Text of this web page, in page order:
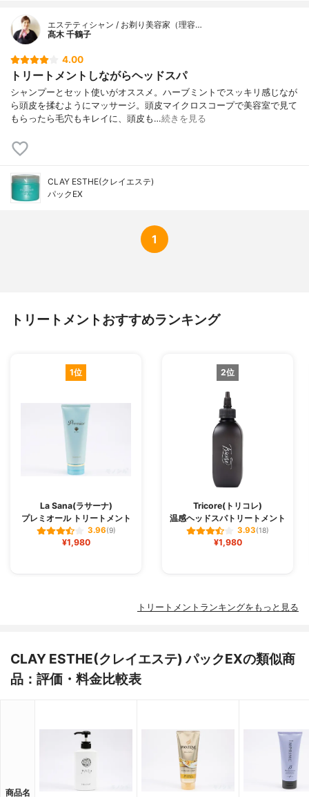
ース、PG、BG、(酸化鉄／酸化チタン)焼結
エステティシャン / お剃り美容家（理容…
髙木 千鶴子
4.00
トリートメントしながらヘッドスパ
シャンプーとセット使いがオススメ。ハーブミントでスッキリ感じなが
ら頭皮を揉むようにマッサージ。頭皮マイクロスコープで美容室で見て
もらったら毛穴もキレイに、頭皮も…続きを見る
CLAY ESTHE(クレイエステ)
パックEX
1
トリートメントおすすめランキング
1位
La Sana(ラサーナ)
プレミオール トリートメント
3.96(9)
¥1,980
2位
Tricore(トリコレ)
温感ヘッドスパトリートメント
3.93(18)
¥1,980
トリートメントランキングをもっと見る
CLAY ESTHE(クレイエステ) パックEXの類似商
品：評価・料金比較表
商品名